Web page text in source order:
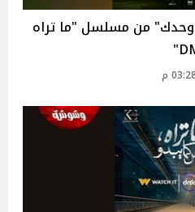
وحدك" من مسلسل "ما تراه